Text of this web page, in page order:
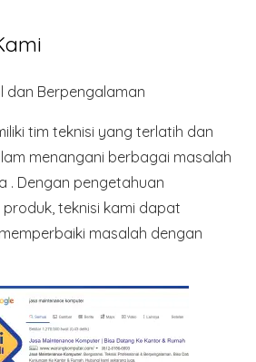
dan Berpengalaman
tim teknisi yang terlatih dan
menangani berbagai masalah
. Dengan pengetahuan
teknisi kami dapat
masalah dengan